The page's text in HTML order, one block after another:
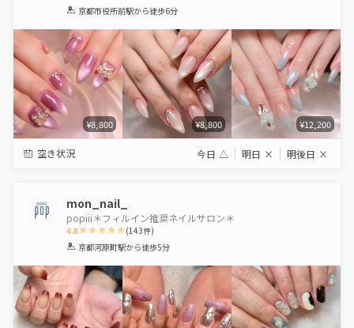
1 2 3 4 5
京都市役所前駅から徒歩6分
¥8,800 ¥8,800 ¥12,200
空き状況 今日 △ 明日 × 明後日 ×
mon_nail_
popiii＊フィルイン推奨ネイルサロン＊
4.8
1 2 3 4 5
(143件)
京都河原町駅から徒歩5分